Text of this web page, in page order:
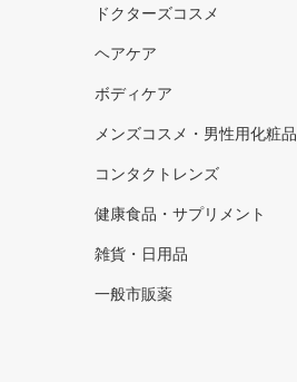
ドクターズコスメ
ヘアケア
ボディケア
メンズコスメ・男性用化粧品
コンタクトレンズ
健康食品・サプリメント
雑貨・日用品
一般市販薬